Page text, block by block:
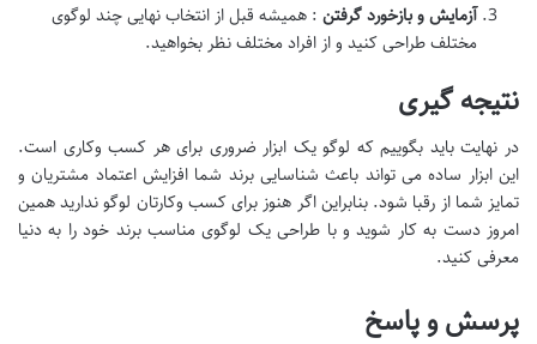
آزمایش و بازخورد گرفتن : همیشه قبل از انتخاب نهایی چند لوگوی
مختلف طراحی کنید و از افراد مختلف نظر بخواهید.
نتیجه گیری
در نهایت باید بگوییم که لوگو یک ابزار ضروری برای هر کسب وکاری است.
این ابزار ساده می تواند باعث شناسایی برند شما افزایش اعتماد مشتریان و
تمایز شما از رقبا شود. بنابراین اگر هنوز برای کسب وکارتان لوگو ندارید همین
امروز دست به کار شوید و با طراحی یک لوگوی مناسب برند خود را به دنیا
معرفی کنید.
پرسش و پاسخ